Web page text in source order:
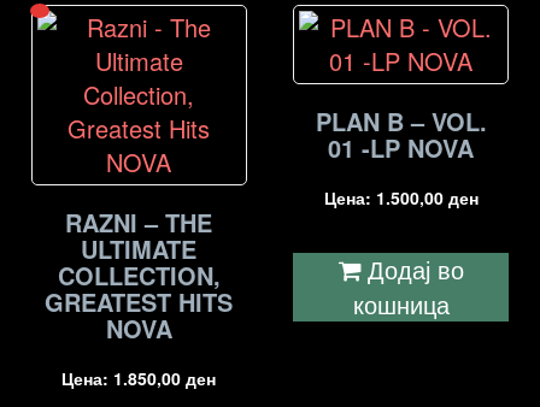
RAZNI – THE
ULTIMATE
COLLECTION,
GREATEST HITS
NOVA
Цена: 1.850,00ден
PLAN B – VOL.
01 -LP NOVA
Цена: 1.500,00 ден
Додај во
кошница